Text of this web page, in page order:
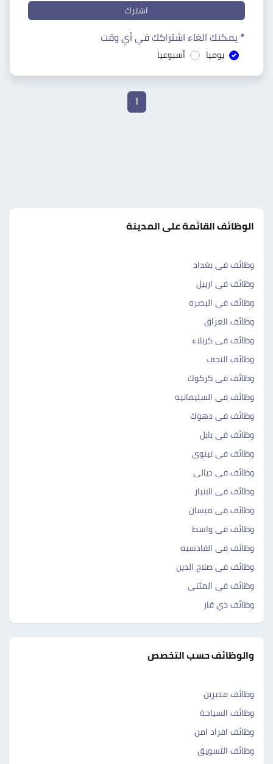
اشترك
* يمكنك الغاء اشتراكك في أي وقت
يوميا أسبوعيا
1
الوظائف القائمة على المدينة
وظائف فى بغداد
وظائف فى اربيل
وظائف فى البصره
وظائف العراق
وظائف فى كربلاء
وظائف النجف
وظائف فى كركوك
وظائف فى السليمانيه
وظائف فى دهوك
وظائف فى بابل
وظائف فى نينوى
وظائف فى ديالى
وظائف فى الانبار
وظائف فى ميسان
وظائف فى واسط
وظائف فى القادسيه
وظائف فى صلاح الدين
وظائف فى المثنى
وظائف ذي قار
والوظائف حسب التخصص
وظائف مديرين
وظائف السياحة
وظائف افراد امن
وظائف التسويق